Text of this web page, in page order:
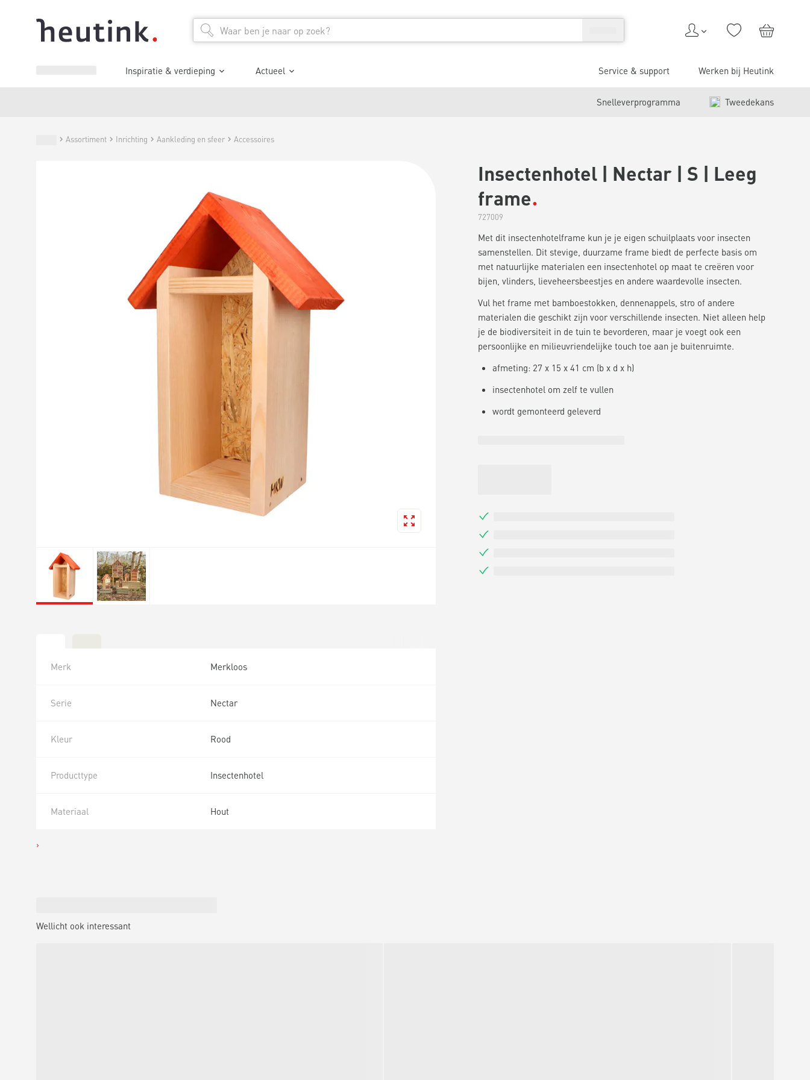
Inspiratie & verdieping Actueel Service & support Werken bij Heutink
Snelleverprogramma Tweedekans
Assortiment Inrichting Aankleding en sfeer Accessoires
Insectenhotel | Nectar | S | Leeg
frame
727009
Met dit insectenhotelframe kun je je eigen schuilplaats voor insecten
samenstellen. Dit stevige, duurzame frame biedt de perfecte basis om
met natuurlijke materialen een insectenhotel op maat te creëren voor
bijen, vlinders, lieveheersbeestjes en andere waardevolle insecten.
Vul het frame met bamboestokken, dennenappels, stro of andere
materialen die geschikt zijn voor verschillende insecten. Niet alleen help
je de biodiversiteit in de tuin te bevorderen, maar je voegt ook een
persoonlijke en milieuvriendelijke touch toe aan je buitenruimte.
afmeting: 27 x 15 x 41 cm (b x d x h)
insectenhotel om zelf te vullen
wordt gemonteerd geleverd
Merk Merkloos
Serie Nectar
Kleur Rood
Producttype Insectenhotel
Materiaal Hout
Wellicht ook interessant